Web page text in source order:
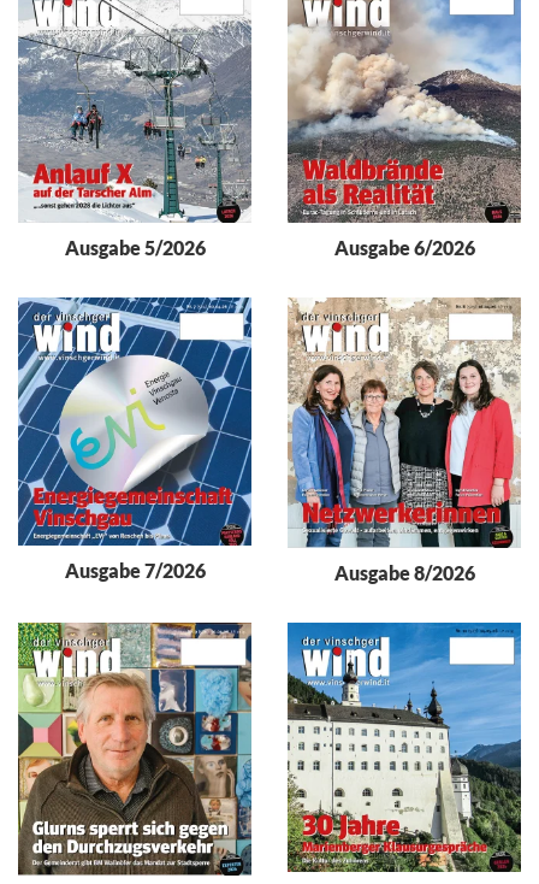
Ausgabe 5/2026 Ausgabe 6/2026
Ausgabe 7/2026 Ausgabe 8/2026